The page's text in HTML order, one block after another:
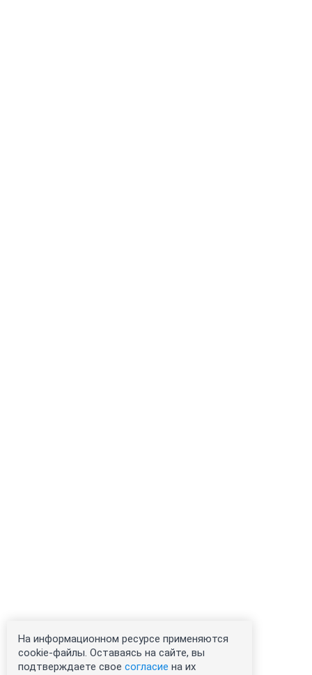
На информационном ресурсе применяются
cookie-файлы. Оставаясь на сайте, вы
подтверждаете свое согласие на их